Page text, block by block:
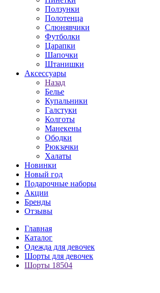
Ползунки
Полотенца
Слюнявчики
Футболки
Царапки
Шапочки
Штанишки
Аксессуары
Назад
Белье
Купальники
Галстуки
Колготы
Манекены
Ободки
Рюкзачки
Халаты
Новинки
Новый год
Подарочные наборы
Акции
Бренды
Отзывы
Главная
Каталог
Одежда для девочек
Шорты для девочек
Шорты 18504